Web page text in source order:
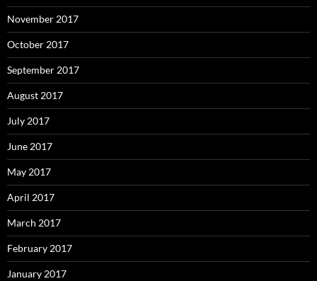
November 2017
October 2017
September 2017
August 2017
July 2017
June 2017
May 2017
April 2017
March 2017
February 2017
January 2017